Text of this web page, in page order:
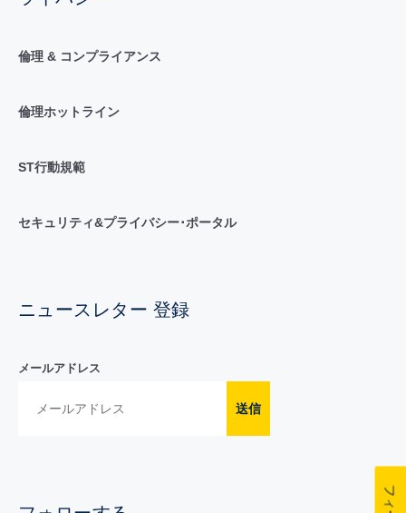
倫理 & コンプライアンス
倫理ホットライン
ST行動規範
セキュリティ&プライバシー･ポータル
ニュースレター 登録
メールアドレス
送信